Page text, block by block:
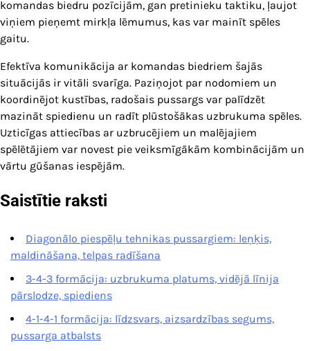
komandas biedru pozīcijām, gan pretinieku taktiku, ļaujot
viņiem pieņemt mirkļa lēmumus, kas var mainīt spēles
gaitu.
Efektīva komunikācija ar komandas biedriem šajās
situācijās ir vitāli svarīga. Paziņojot par nodomiem un
koordinējot kustības, radošais pussargs var palīdzēt
mazināt spiedienu un radīt plūstošākas uzbrukuma spēles.
Uzticīgas attiecības ar uzbrucējiem un malējajiem
spēlētājiem var novest pie veiksmīgākām kombinācijām un
vārtu gūšanas iespējām.
Saistītie raksti
Diagonālo piespēļu tehnikas pussargiem: leņķis,
maldināšana, telpas radīšana
3-4-3 formācija: uzbrukuma platums, vidējā līnija
pārslodze, spiediens
4-1-4-1 formācija: līdzsvars, aizsardzības segums,
pussarga atbalsts